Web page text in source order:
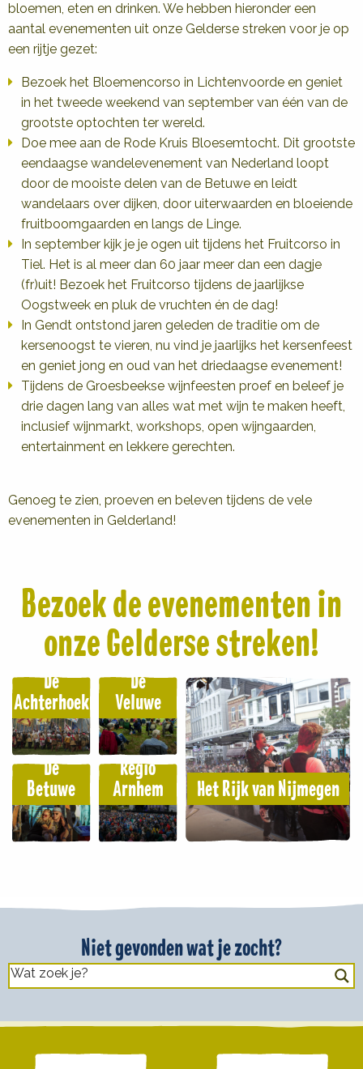
bloemen, eten en drinken. We hebben hieronder een
aantal evenementen uit onze Gelderse streken voor je op
een rijtje gezet:
Bezoek het Bloemencorso in Lichtenvoorde en geniet
in het tweede weekend van september van één van de
grootste optochten ter wereld.
Doe mee aan de Rode Kruis Bloesemtocht. Dit grootste
eendaagse wandelevenement van Nederland loopt
door de mooiste delen van de Betuwe en leidt
wandelaars over dijken, door uiterwaarden en bloeiende
fruitboomgaarden en langs de Linge.
In september kijk je je ogen uit tijdens het Fruitcorso in
Tiel. Het is al meer dan 60 jaar meer dan een dagje
(fr)uit! Bezoek het Fruitcorso tijdens de jaarlijkse
Oogstweek en pluk de vruchten én de dag!
In Gendt ontstond jaren geleden de traditie om de
kersenoogst te vieren, nu vind je jaarlijks het kersenfeest
en geniet jong en oud van het driedaagse evenement!
Tijdens de Groesbeekse wijnfeesten proef en beleef je
drie dagen lang van alles wat met wijn te maken heeft,
inclusief wijnmarkt, workshops, open wijngaarden,
entertainment en lekkere gerechten.
Genoeg te zien, proeven en beleven tijdens de vele
evenementen in Gelderland!
Bezoek de evenementen in
onze Gelderse streken!
De
Achterhoek
De
Veluwe
De
Betuwe
Regio
Arnhem
Het Rijk van Nijmegen
Niet gevonden wat je zocht?